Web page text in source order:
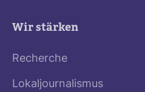
Wir stärken
Recherche
Lokaljournalismus